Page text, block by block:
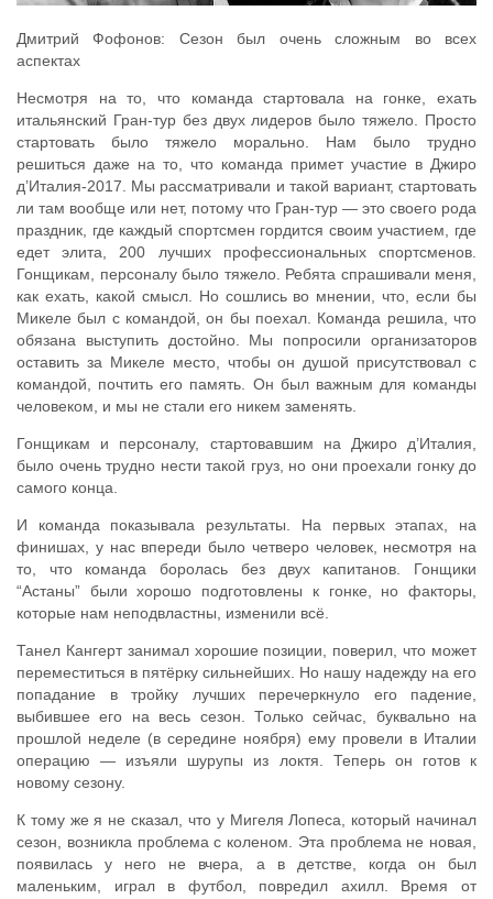
Дмитрий Фофонов: Сезон был очень сложным во всех
аспектах
Несмотря на то, что команда стартовала на гонке, ехать
итальянский Гран-тур без двух лидеров было тяжело. Просто
стартовать было тяжело морально. Нам было трудно
решиться даже на то, что команда примет участие в Джиро
д’Италия-2017. Мы рассматривали и такой вариант, стартовать
ли там вообще или нет, потому что Гран-тур — это своего рода
праздник, где каждый спортсмен гордится своим участием, где
едет элита, 200 лучших профессиональных спортсменов.
Гонщикам, персоналу было тяжело. Ребята спрашивали меня,
как ехать, какой смысл. Но сошлись во мнении, что, если бы
Микеле был с командой, он бы поехал. Команда решила, что
обязана выступить достойно. Мы попросили организаторов
оставить за Микеле место, чтобы он душой присутствовал с
командой, почтить его память. Он был важным для команды
человеком, и мы не стали его никем заменять.
Гонщикам и персоналу, стартовавшим на Джиро д’Италия,
было очень трудно нести такой груз, но они проехали гонку до
самого конца.
И команда показывала результаты. На первых этапах, на
финишах, у нас впереди было четверо человек, несмотря на
то, что команда боролась без двух капитанов. Гонщики
“Астаны” были хорошо подготовлены к гонке, но факторы,
которые нам неподвластны, изменили всё.
Танел Кангерт занимал хорошие позиции, поверил, что может
переместиться в пятёрку сильнейших. Но нашу надежду на его
попадание в тройку лучших перечеркнуло его падение,
выбившее его на весь сезон. Только сейчас, буквально на
прошлой неделе (в середине ноября) ему провели в Италии
операцию — изъяли шурупы из локтя. Теперь он готов к
новому сезону.
К тому же я не сказал, что у Мигеля Лопеса, который начинал
сезон, возникла проблема с коленом. Эта проблема не новая,
появилась у него не вчера, а в детстве, когда он был
маленьким, играл в футбол, повредил ахилл. Время от